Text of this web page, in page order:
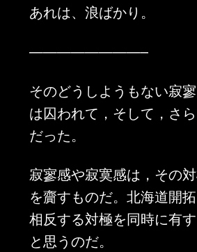
あれは、浪ばかり。
————————–
そのどうしようもない寂
は囚われて，そして，さ
だった。
寂寥感や寂寞感は，その
を齎すものだ。北海道開
相反する対極を同時に有
と思うのだ。